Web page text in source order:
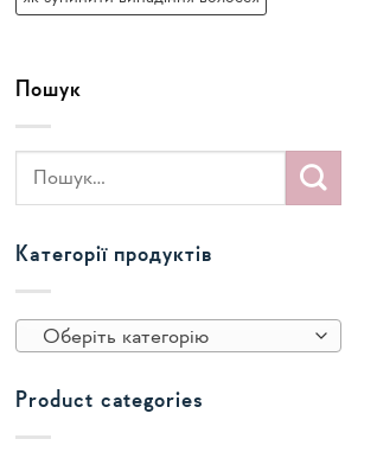
Пошук
Категорії продуктів
Оберіть категорію
Product categories